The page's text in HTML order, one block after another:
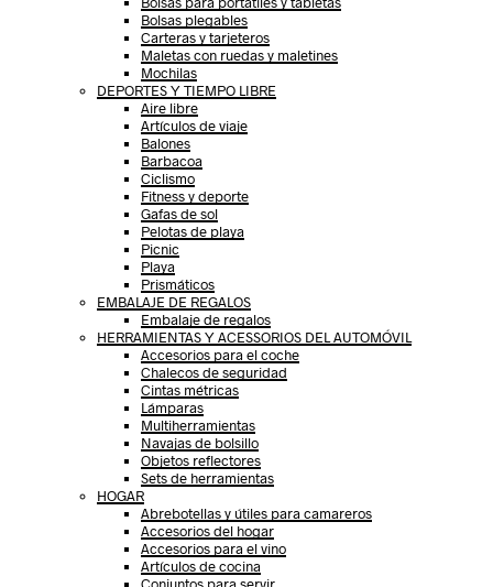
Bolsas plegables
Carteras y tarjeteros
Maletas con ruedas y maletines
Mochilas
DEPORTES Y TIEMPO LIBRE
Aire libre
Artículos de viaje
Balones
Barbacoa
Ciclismo
Fitness y deporte
Gafas de sol
Pelotas de playa
Picnic
Playa
Prismáticos
EMBALAJE DE REGALOS
Embalaje de regalos
HERRAMIENTAS Y ACESSORIOS DEL AUTOMÓVIL
Accesorios para el coche
Chalecos de seguridad
Cintas métricas
Lámparas
Multiherramientas
Navajas de bolsillo
Objetos reflectores
Sets de herramientas
HOGAR
Abrebotellas y útiles para camareros
Accesorios del hogar
Accesorios para el vino
Artículos de cocina